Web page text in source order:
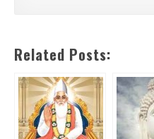
Related Posts: